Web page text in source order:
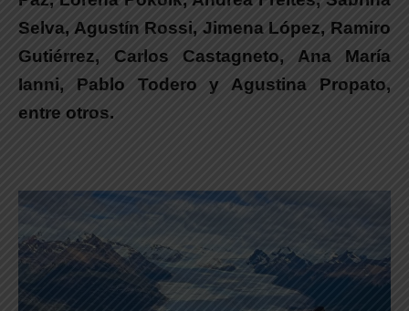
Selva, Agustín Rossi, Jimena López, Ramiro
Gutiérrez, Carlos Castagneto, Ana María
Ianni, Pablo Todero y Agustina Propato,
entre otros.